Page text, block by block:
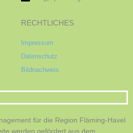
RECHTLICHES
Impressum
Datenschutz
Bildnachweis
für die Region Fläming-Havel
werden gefördert aus dem